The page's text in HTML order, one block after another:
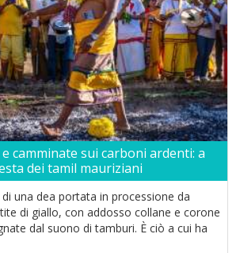
camminate sui carboni ardenti: a
dei tamil mauriziani
una dea portata in processione da
di giallo, con addosso collane e corone
dal suono di tamburi. È ciò a cui ha